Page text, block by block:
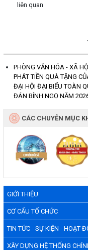
GIỚI THIỆU
CƠ CẤU TỔ CHỨC
TIN TỨC - SỰ KIỆN - HOẠT
XÂY DỰNG HỆ THỐNG
liên quan
PHÒNG VĂN HÓA - XÃ
PHÁT TIỀN QUÀ TẶNG
ĐẠI HỘI ĐẠI BIỂU TOÀN
ĐÁN BÍNH NGỌ NĂM
CÁC CHUYÊN MỤC